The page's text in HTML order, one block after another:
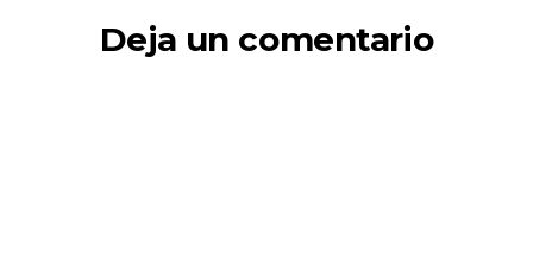
Deja un comentario